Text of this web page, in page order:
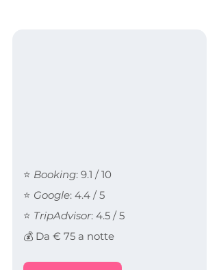
⭐ Booking: 9.1 / 10
⭐ Google: 4.4 / 5
⭐ TripAdvisor: 4.5 / 5
💰 Da € 75 a notte